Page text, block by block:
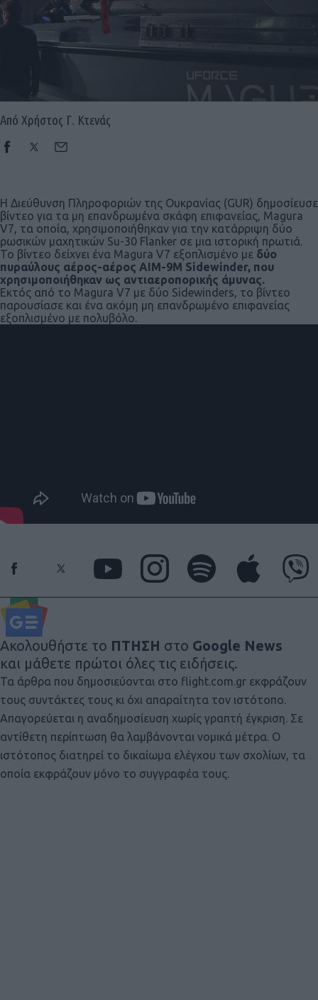
Από Χρήστος Γ. Κτενάς
Η Διεύθυνση Πληροφοριών της Ουκρανίας (GUR) δημοσίευσε
βίντεο για τα μη επανδρωμένα σκάφη επιφανείας, Magura
V7, τα οποία, χρησιμοποιήθηκαν για την κατάρριψη δύο
ρωσικών μαχητικών Su-30 Flanker σε μια ιστορική πρωτιά.
Το βίντεο δείχνει ένα Magura V7 εξοπλισμένο με δύο
πυραύλους αέρος-αέρος AIM-9M Sidewinder, που
χρησιμοποιήθηκαν ως αντιαεροπορικής άμυνας.
Εκτός από το Magura V7 με δύο Sidewinders, το βίντεο
παρουσίασε και ένα ακόμη μη επανδρωμένο επιφανείας
εξοπλισμένο με πολυβόλο.
Ακολουθήστε το ΠΤΗΣΗ στο Google News
και μάθετε πρώτοι όλες τις ειδήσεις.
Τα άρθρα που δημοσιεύονται στο flight.com.gr εκφράζουν
τους συντάκτες τους κι όχι απαραίτητα τον ιστότοπο.
Απαγορεύεται η αναδημοσίευση χωρίς γραπτή έγκριση. Σε
αντίθετη περίπτωση θα λαμβάνονται νομικά μέτρα. Ο
ιστότοπος διατηρεί το δικαίωμα ελέγχου των σχολίων, τα
οποία εκφράζουν μόνο το συγγραφέα τους.